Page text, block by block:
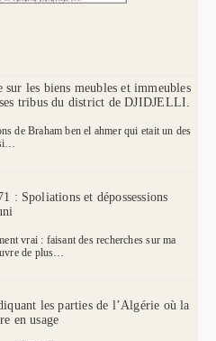
sur les biens meubles et immeubles
tribus du district de DJIDJELLI.
de Braham ben el ahmer qui etait un des
: Spoliations et dépossessions
vrai : faisant des recherches sur ma
de plus…
les parties de l’Algérie où la
en usage